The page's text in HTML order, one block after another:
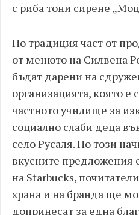
с риба тони сирене
По традиция част от
от менюто на Силвена
бъдат дарени на
организацията, която е
частното училище за
социално слаби деца
село Русаля. По този
вкусните предложения
на Starbucks,
храна и на бранда ще
допринесат за една